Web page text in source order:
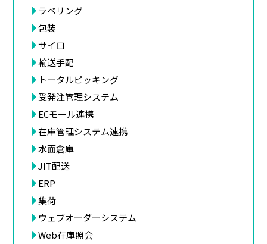
ラベリング
包装
サイロ
輸送手配
トータルピッキング
受発注管理システム
ECモール連携
在庫管理システム連携
水面倉庫
JIT配送
ERP
集荷
ウェブオーダーシステム
Web在庫照会